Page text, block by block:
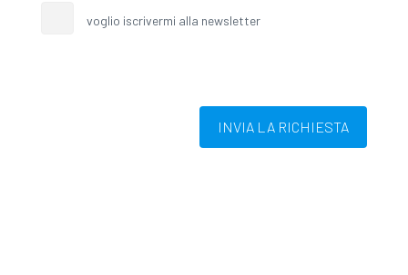
voglio iscrivermi alla newsletter
INVIA LA RICHIESTA